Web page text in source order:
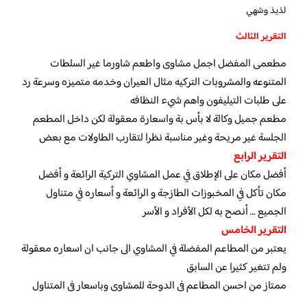
لذيذ وشهي
التقرير الثالث
مطعمى المفضل اجمل مشاوى واطعم شاورما غير السلطات
المتنوعه والمشروبات التركيه مثال العيران وخدمه متميزه وسرعة رد
على طلبات التيليفون واهم شيء النظافه
مطعم جميل وكالة لا بأس بة واسعارة معقولة لكن داخل المطعم
الجلسة غير مريحة وغير مناسبة نظرا لتقارب الطاولات مع بعض
التقرير الرابع
أفضل مكان على الإطلاق في عمل المشاوي التركية الرائعة و أفضل
مكان تأكل في المخبوزات الطازجة و الرائعة و أسعاره في متناول
الجميع … أنصح به لكل الأفراد و الأسر
التقرير الخامس
يعتبر من المطاعم المفضلة في المشاوي الى جانب ان اسعاره معقولة
ولم تتغير كثيرا عن السابق
ممتاز من احسن المطاعم فى الدوحة للمشاوى وباسعار فى المتناول